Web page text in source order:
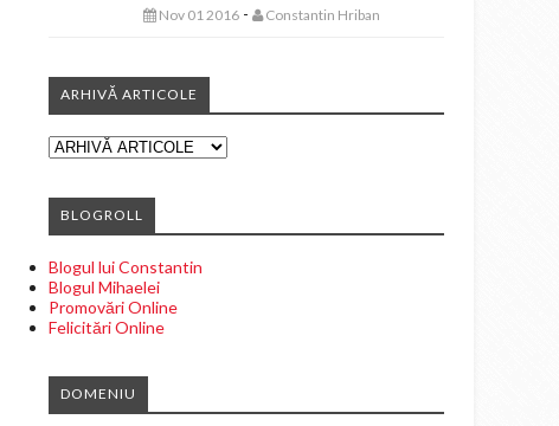
Nov 01 2016 - Constantin Hriban
ARHIVĂ ARTICOLE
BLOGROLL
Blogul lui Constantin
Blogul Mihaelei
Promovări Online
Felicitări Online
DOMENIU